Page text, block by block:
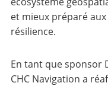
et mieux préparé
résilience.
En tant que sponsor
CHC Navigation a